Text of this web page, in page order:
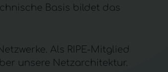
Basis bildet das
Als RIPE-Mitglied
unsere Netzarchitektur.